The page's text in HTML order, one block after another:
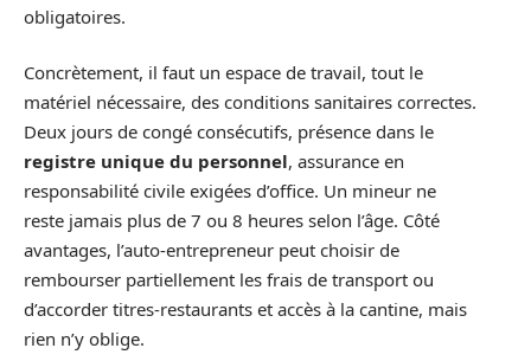
obligatoires.
Concrètement, il faut un espace de travail, tout le
matériel nécessaire, des conditions sanitaires correctes.
Deux jours de congé consécutifs, présence dans le
registre unique du personnel, assurance en
responsabilité civile exigées d’office. Un mineur ne
reste jamais plus de 7 ou 8 heures selon l’âge. Côté
avantages, l’auto-entrepreneur peut choisir de
rembourser partiellement les frais de transport ou
d’accorder titres-restaurants et accès à la cantine, mais
rien n’y oblige.